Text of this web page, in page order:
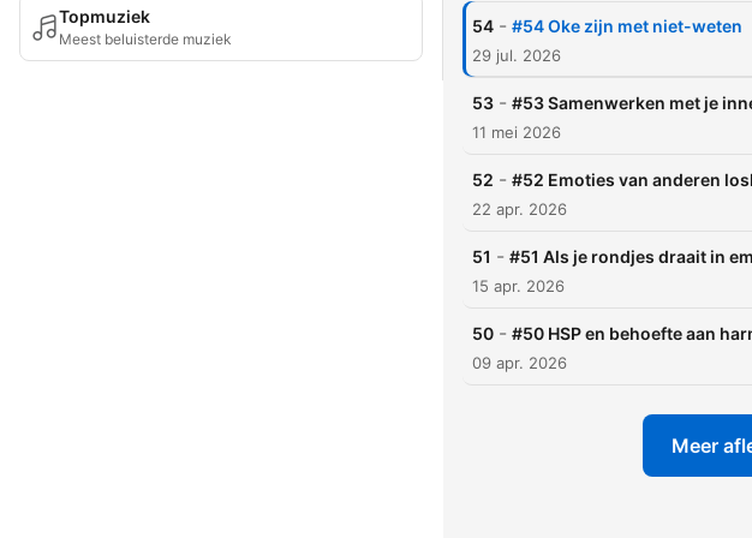
Topmuziek
Meest beluisterde muziek
54 - #54 Oke zijn met niet-weten
29 jul. 2026
53 - #53 Samenwerken met je
11 mei 2026
52 - #52 Emoties van anderen
22 apr. 2026
51 - #51 Als je rondjes draait in
15 apr. 2026
50 - #50 HSP en behoefte aan
09 apr. 2026
Meer